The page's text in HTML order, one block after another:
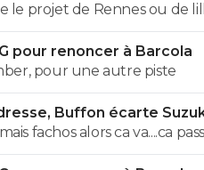
le projet de Rennes ou de
éléments chaques année
.. perso non merci je
éléments et
de temps en temps ca
épaules pour L'OM il aurait
bordeaux pas L'OM ..
pour renoncer à Barcola
pour une autre piste
Buffon écarte
fachos alors ca va....ca